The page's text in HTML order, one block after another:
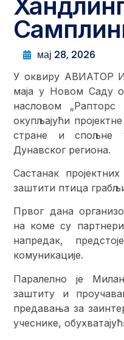
мај 28, 2026
У оквиру АВИАТОР
маја у Новом Саду
насловом „Рапторс
окупљајући
стране и спољне
Дунавског региона.
Састанак
заштити птица
Првог дана
на коме су
напредак,
комуникације.
Паралелно је
заштиту и
предавања за
учеснике,